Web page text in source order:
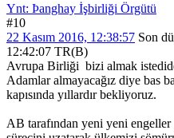
Ynt: Þanghay İşbirliği Örgütü
#10
22 Kasım 2016, 12:38:57 Son
12:42:07 TR(B)
Avrupa Birliği bizi almak
Adamlar almayacağız diye bas
kapısında yıllardır bekliyoruz.
AB tarafından yeni yeni